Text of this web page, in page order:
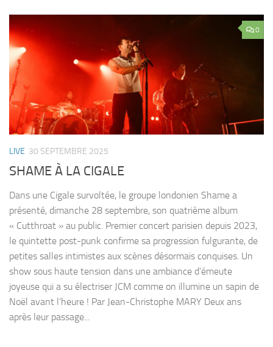
0
LIVE 30 SEPTEMBRE 2025
SHAME À LA CIGALE
Dans une Cigale survoltée, le groupe londonien Shame a
présenté, dimanche 28 septembre, son quatrième album
« Cutthroat » au public. Premier concert parisien depuis 2023,
le quintette post-punk confirme sa progression fulgurante, de
petites salles intimistes aux scènes désormais conquises. Un
show sous haute tension dans une ambiance d’émeute
joyeuse qui a su électriser JCM comme on illumine un sapin de
Noël avant l’heure ! Par Jean-Christophe MARY Deux ans
après leur passage...